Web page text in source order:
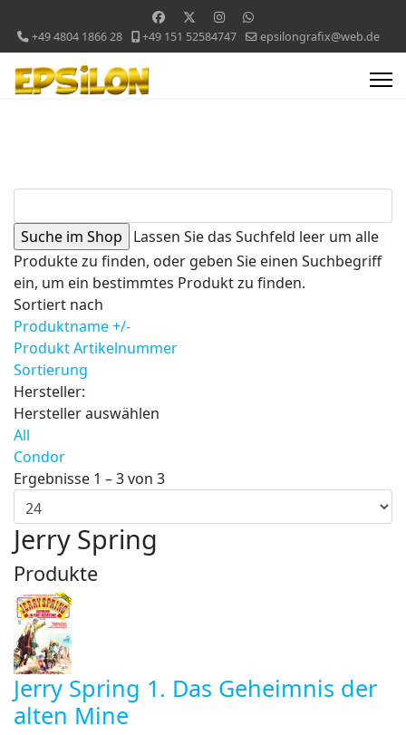
+49 4804 1866 28 +49 151 52584747 epsilongrafix@web.de
Lassen Sie das Suchfeld leer um alle
Produkte zu finden, oder geben Sie einen Suchbegriff
ein, um ein bestimmtes Produkt zu finden.
Sortiert nach
Produktname +/-
Produkt Artikelnummer
Sortierung
Hersteller:
Hersteller auswählen
All
Condor
Ergebnisse 1 – 3 von 3
Jerry Spring
Produkte
Jerry Spring 1. Das Geheimnis der
alten Mine